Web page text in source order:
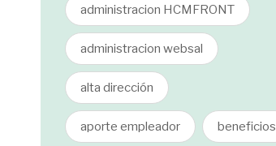
administracion HCMFRONT
administracion websal
alta dirección
aporte empleador beneficios